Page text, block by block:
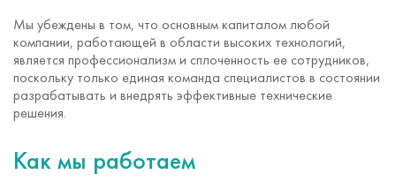
Мы убеждены в том, что основным капиталом любой
компании, работающей в области высоких технологий,
является профессионализм и сплоченность ее сотрудников,
поскольку только единая команда специалистов в состоянии
разрабатывать и внедрять эффективные технические
решения.
Как мы работаем